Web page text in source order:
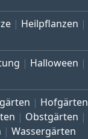
Heilpflanzen
Halloween
Hofgärten
Obstgärten
Wassergärten